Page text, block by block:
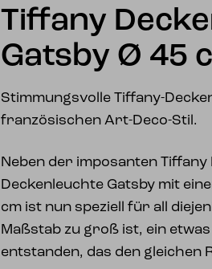
Tiffany
Gatsby Ø 45
Stimmungsvolle Tiffany-
französischen Art-Deco-Stil.
Neben der imposanten
Deckenleuchte Gatsby mit
cm ist nun speziell für all
Maßstab zu groß ist, ein
entstanden, das den gleichen